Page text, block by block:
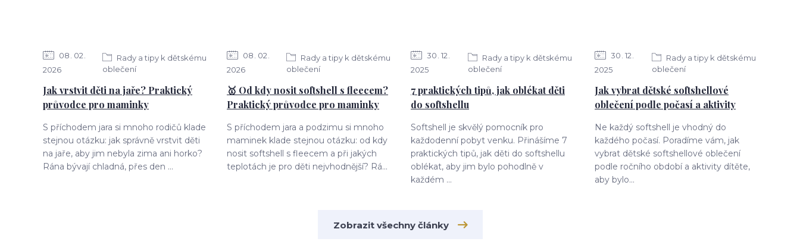
08 02
2026
Rady a tipy k dětskému
oblečení
Jak vrstvit děti na jaře? Praktický
průvodce pro maminky
S příchodem jara si mnoho rodičů klade
stejnou otázku: jak správně vrstvit děti
na jaře, aby jim nebyla zima ani horko?
Rána bývají chladná, přes den ...
08 02
2026
Rady a tipy k dětskému
oblečení
🥇 Od kdy nosit softshell s fleecem?
Praktický průvodce pro maminky
S příchodem jara a podzimu si mnoho
maminek klade stejnou otázku: od kdy
nosit softshell s fleecem a při jakých
teplotách je pro děti nejvhodnější? Rá...
30 12
2025
Rady a tipy k dětskému
oblečení
7 praktických tipů, jak oblékat děti
do softshellu
Softshell je skvělý pomocník pro
každodenní pobyt venku. Přinášíme 7
praktických tipů, jak děti do softshellu
oblékat, aby jim bylo pohodlně v
každém ...
30 12
2025
Rady a tipy k dětskému
oblečení
Jak vybrat dětské softshellové
oblečení podle počasí a aktivity
Ne každý softshell je vhodný do
každého počasí. Poradíme vám, jak
vybrat dětské softshellové oblečení
podle ročního období a aktivity dítěte,
aby bylo...
Zobrazit všechny články